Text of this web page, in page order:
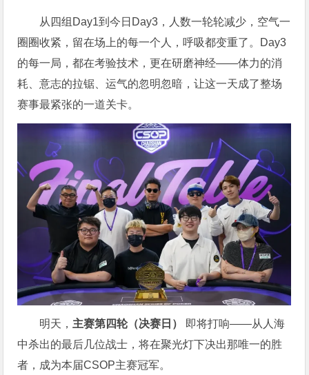
从四组Day1到今日Day3，人数一轮轮减少，空气一
圈圈收紧，留在场上的每一个人，呼吸都变重了。Day3
的每一局，都在考验技术，更在研磨神经——体力的消
耗、意志的拉锯、运气的忽明忽暗，让这一天成了整场
赛事最紧张的一道关卡。
明天， 主赛第四轮（决赛日）
即将打响——从人海
中杀出的最后几位战士，将在聚光灯下决出那唯一的胜
者，成为本届CSOP主赛冠军。